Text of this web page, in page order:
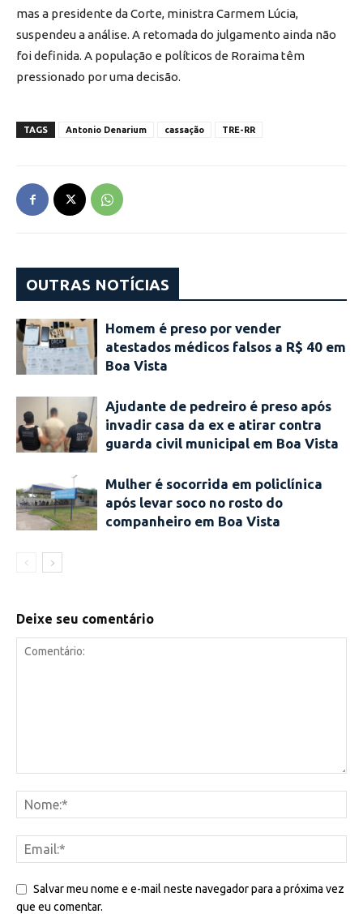
mas a presidente da Corte, ministra Carmem Lúcia,
suspendeu a análise. A retomada do julgamento ainda não
foi definida. A população e políticos de Roraima têm
pressionado por uma decisão.
TAGS Antonio Denarium cassação TRE-RR
OUTRAS NOTÍCIAS
Homem é preso por vender
atestados médicos falsos a R$ 40 em
Boa Vista
Ajudante de pedreiro é preso após
invadir casa da ex e atirar contra
guarda civil municipal em Boa Vista
Mulher é socorrida em policlínica
após levar soco no rosto do
companheiro em Boa Vista
Deixe seu comentário
Salvar meu nome e e-mail neste navegador para a próxima vez
que eu comentar.